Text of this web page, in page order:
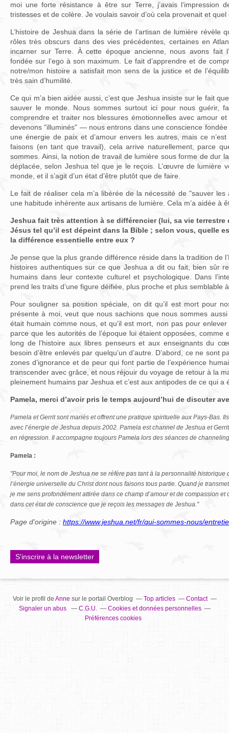
moi une forte résistance à être sur Terre, j’avais l’impression
tristesses et de colère. Je voulais savoir d’où cela provenait et
L’histoire de Jeshua dans la série de l’artisan de lumière révèle
rôles très obscurs dans des vies précédentes, certaines en
incarner sur Terre. À cette époque ancienne, nous avons fait
fondée sur l’ego à son maximum. Le fait d’apprendre et de
notre/mon histoire a satisfait mon sens de la justice et de
très sain d’humilité.
Ce qui m’a bien aidée aussi, c’est que Jeshua insiste sur le fait
sauver le monde. Nous sommes surtout ici pour nous guérir,
comprendre et traiter nos blessures émotionnelles avec amour
devenons "illuminés" — nous entrons dans une conscience
une énergie de paix et d’amour envers les autres, mais ce
faisons (en tant que travail), cela arrive naturellement, parce
sommes. Ainsi, la notion de travail de lumière sous forme de dur
déplacée, selon Jeshua tel que je le reçois. L’œuvre de lumière
monde, et il s’agit d’un état d’être plutôt que de faire.
Le fait de réaliser cela m’a libérée de la nécessité de "sauver
une habitude inhérente aux artisans de lumière. Cela m’a aidée à
Jeshua fait très attention à se différencier (lui, sa vie terrestre
Jésus tel qu’il est dépeint dans la Bible ; selon vous, quelle
la différence essentielle entre eux ?
Je pense que la plus grande différence réside dans la tradition de
histoires authentiques sur ce que Jeshua a dit ou fait, bien sûr
humains dans leur contexte culturel et psychologique. Dans
prend les traits d’une figure déifiée, plus proche et plus semblable
Pour souligner sa position spéciale, on dit qu’il est mort pour
présente à moi, veut que nous sachions que nous sommes
était humain comme nous, et qu’il est mort, non pas pour
parce que les autorités de l’époque lui étaient opposées, comme
long de l’histoire aux libres penseurs et aux enseignants du
besoin d’être enlevés par quelqu’un d’autre. D’abord, ce ne sont
zones d’ignorance et de peur qui font partie de l’expérience
transcender avec grâce, et nous réjouir du voyage de retour à la
pleinement humains par Jeshua et c’est aux antipodes de ce qui a
Pamela, merci d’avoir pris le temps aujourd’hui de discuter
Pamela et Gerrit sont mariés et offrent une pratique spirituelle aux Pays-Bas.
avec l’énergie de Jeshua depuis 2002. Pamela est channel de Jeshua et
en régression. Il accompagne toujours Pamela lors des séances de
Pamela :
"Pour moi, le nom de Jeshua ne se réfère pas tant à la personnalité historique
l’énergie universelle du Christ dont nous faisons tous partie. Quand je
je me sens profondément attirée dans ce champ d’amour et de compassion et
dans cet état de conscience que je reçois les messages de Jeshua."
Page d'origine : https://www.jeshua.net/fr/qui-sommes-nous/
S'inscrire à la newsletter
Voir le profil de Annesur le portail Overblog Top articles
Contact
Signaler un abus
C.G.U.
Cookies et données personnelles
Préférences cookies